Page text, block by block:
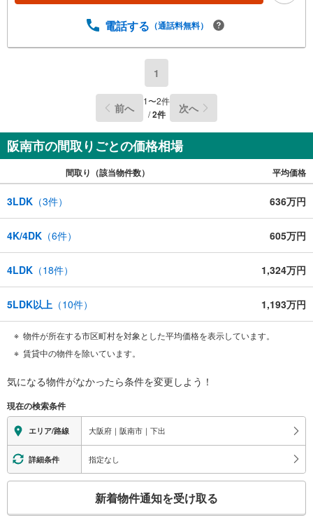
電話する （通話料無料）
1
前へ 1〜2件
/2件 次へ
阪南市の間取りごとの価格相場
間取り（該当物件数） 平均価格
3LDK （3件） 636万円
4K/4DK （6件） 605万円
4LDK （18件） 1,324万円
5LDK以上 （10件） 1,193万円
物件が所在する市区町村を対象とした平均価格を表示しています。
賃貸中の物件を除いています。
気になる物件がなかったら条件を変更しよう！
現在の検索条件
エリア/路線 大阪府｜阪南市｜下出
詳細条件 指定なし
検
新着物件通知を受け取る